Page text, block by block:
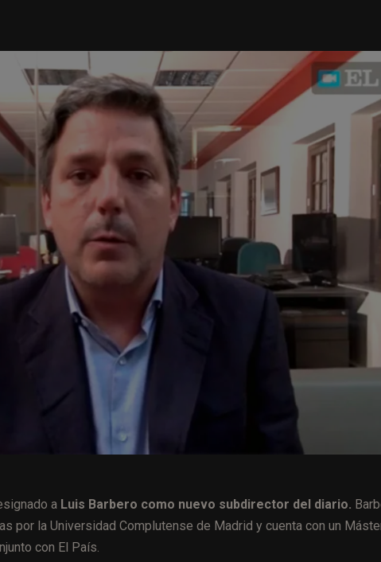
a Luis Barbero como nuevo subdirector del diario.
por la Universidad Complutense de Madrid y cuenta con un
con El País.